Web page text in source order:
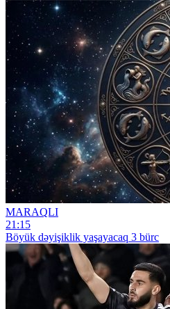
MARAQLI
21:15
Böyük dəyişiklik yaşayacaq 3 bürc